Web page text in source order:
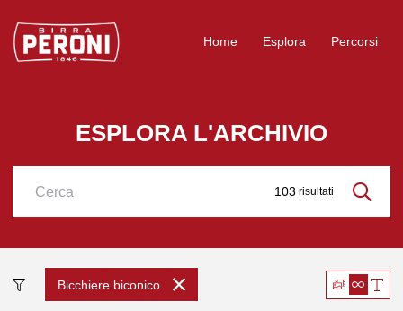
Logo Birra Peroni
Home Esplora Percorsi
ESPLORA L'ARCHIVIO
103 risultati
Cerca
Bicchiere biconico